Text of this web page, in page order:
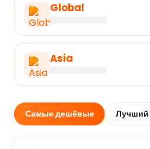
Global
Asia
Самые дешёвые